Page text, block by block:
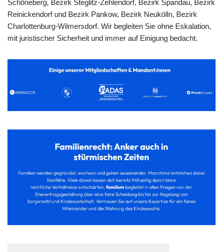
Schöneberg, Bezirk Steglitz-Zehlendorf, Bezirk Spandau, Bezirk
Reinickendorf und Bezirk Pankow, Bezirk Neukölln, Bezirk
Charlottenburg-Wilmersdorf. Wir begleiten Sie ohne Eskalation,
mit juristischer Sicherheit und immer auf Einigung bedacht.